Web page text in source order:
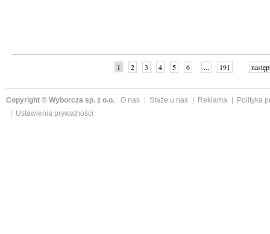
1 2 3 4 5 6 ... 191
Copyright © Wyborcza sp. z o.o. O nas Staże u nas Reklama
Polityka
Ustawienia prywatności